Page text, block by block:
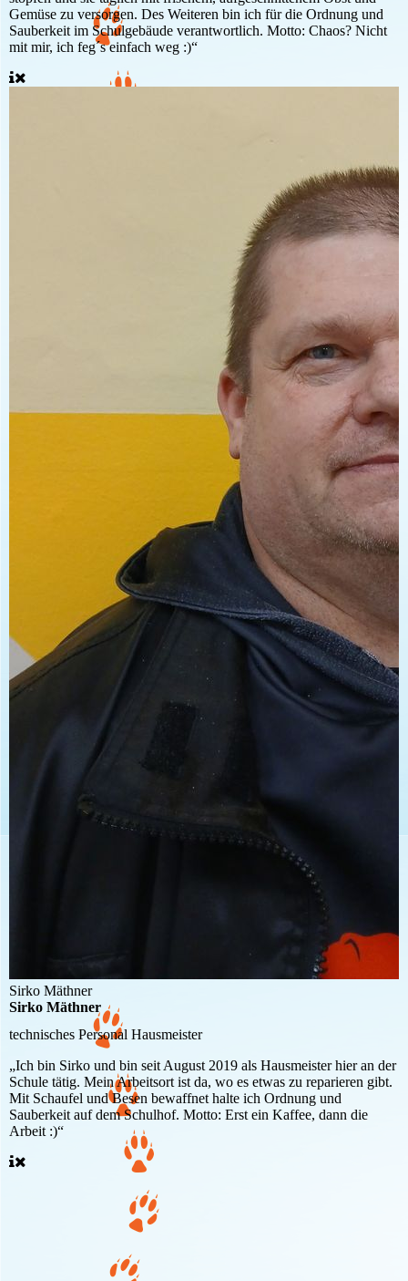
Gemüse zu versorgen. Des Weiteren bin ich für die Ordnung und
Sauberkeit im Schulgebäude verantwortlich. Motto: Chaos? Nicht
mit mir, ich feg´s einfach weg :)“
Sirko Mäthner
Sirko Mäthner
technisches Personal Hausmeister
„Ich bin Sirko und bin seit August 2019 als Hausmeister hier an der
Schule tätig. Mein Arbeitsort ist da, wo es etwas zu reparieren gibt.
Mit Schaufel und Besen bewaffnet halte ich Ordnung und
Sauberkeit auf dem Schulhof. Motto: Erst ein Kaffee, dann die
Arbeit :)“